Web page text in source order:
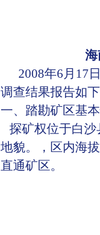
2008年6月17日
调查结果报告如
一、踏勘矿区基
探矿权位于白沙
地貌。，区内海
直通矿区。